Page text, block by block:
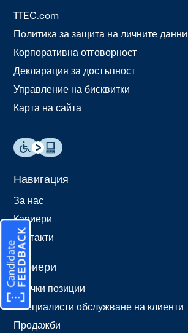
TTEC.com
Политика за защита на личните данни
Корпоративна отговорност
Декларация за достъпност
Управление на бисквитки
Карта на сайта
Навигация
За нас
Кариери
Контакти
Кариери
Всички позиции
Специалисти обслужване на клиенти
Продажби